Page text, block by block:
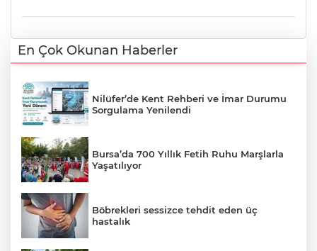
En Çok Okunan Haberler
Nilüfer’de Kent Rehberi ve İmar Durumu
Sorgulama Yenilendi
Bursa’da 700 Yıllık Fetih Ruhu Marşlarla
Yaşatılıyor
Böbrekleri sessizce tehdit eden üç
hastalık